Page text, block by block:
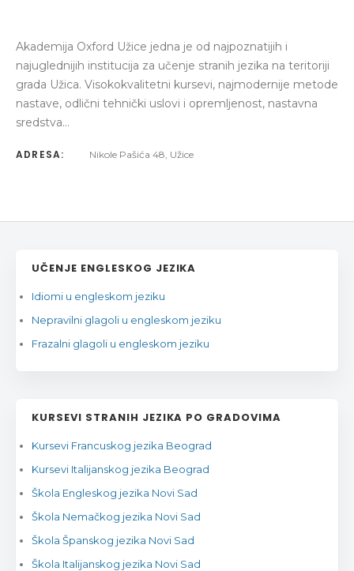
Akademija Oxford Užice jedna je od najpoznatijih i
najuglednijih institucija za učenje stranih jezika na teritoriji
grada Užica. Visokokvalitetni kursevi, najmodernije metode
nastave, odlični tehnički uslovi i opremljenost, nastavna
sredstva…
ADRESA: Nikole Pašića 48, Užice
UČENJE ENGLESKOG JEZIKA
Idiomi u engleskom jeziku
Nepravilni glagoli u engleskom jeziku
Frazalni glagoli u engleskom jeziku
KURSEVI STRANIH JEZIKA PO GRADOVIMA
Kursevi Francuskog jezika Beograd
Kursevi Italijanskog jezika Beograd
Škola Engleskog jezika Novi Sad
Škola Nemačkog jezika Novi Sad
Škola Španskog jezika Novi Sad
Škola Italijanskog jezika Novi Sad